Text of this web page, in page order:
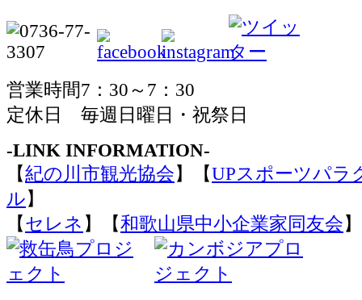
営業時間7：30～7：30
定休日 毎週日曜日・祝祭日
-LINK INFORMATION-
【紀の川市観光協会 】【UPスポーツパラ
ル 】
【 セレネ 】【和歌山県中小企業家同友会 】